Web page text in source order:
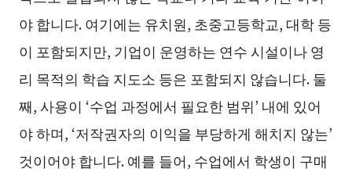
야 합니다. 여기에는 유치원, 초중고등학교, 대학 등
이 포함되지만, 기업이 운영하는 연수 시설이나 영
리 목적의 학습 지도소 등은 포함되지 않습니다. 둘
째, 사용이 ‘수업 과정에서 필요한 범위’ 내에 있어
야 하며, ‘저작권자의 이익을 부당하게 해치지 않는’
것이어야 합니다. 예를 들어, 수업에서 학생이 구매